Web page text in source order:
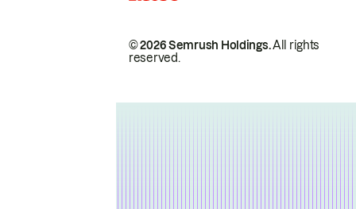
© 2026 Semrush Holdings.All rights
reserved.